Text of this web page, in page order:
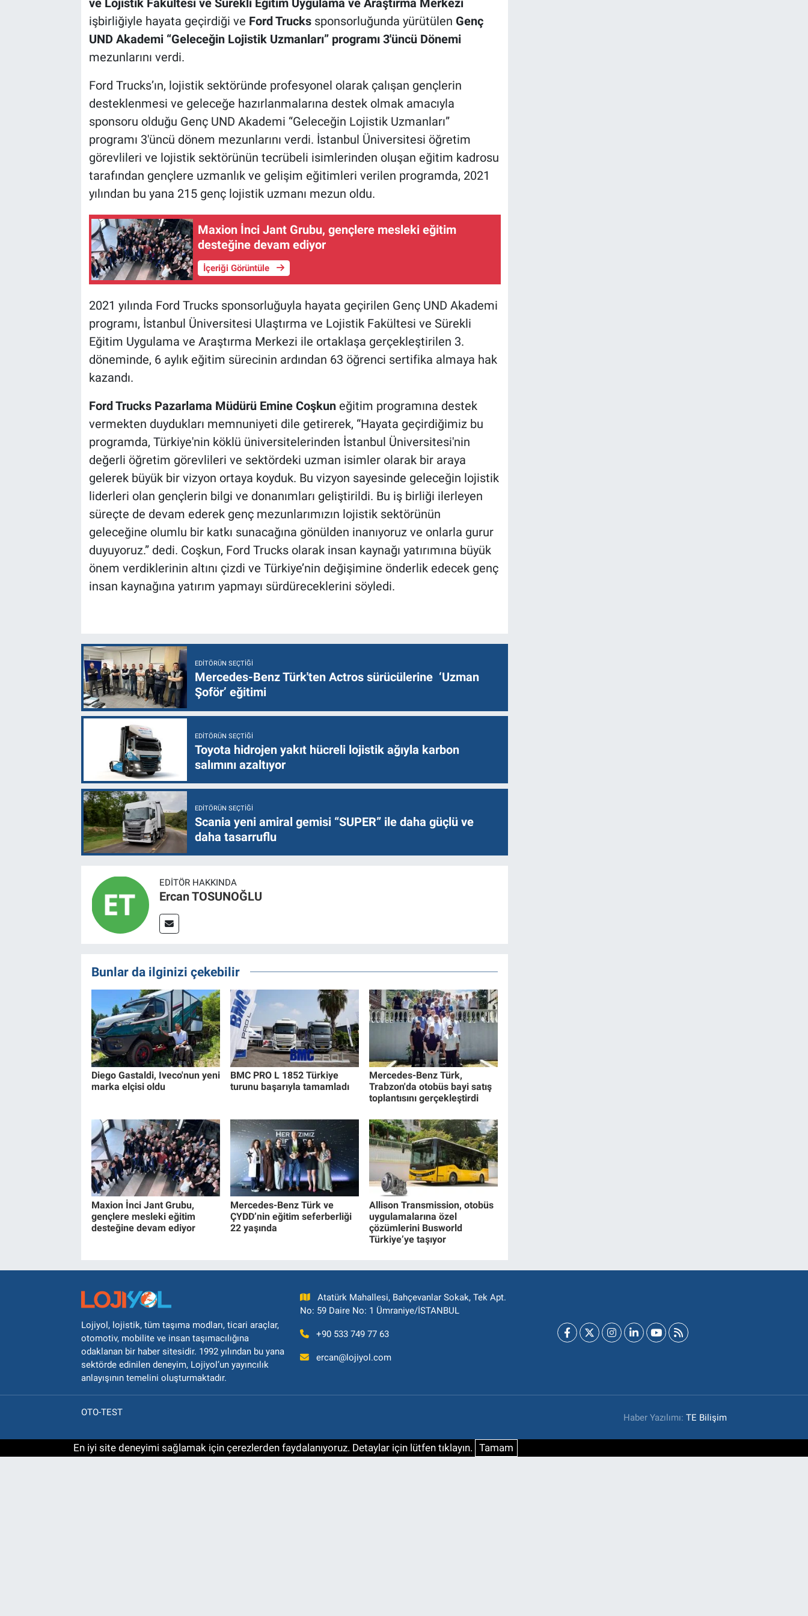
ve Lojistik Fakültesi ve Sürekli Eğitim Uygulama ve Araştırma Merkezi
işbirliğiyle hayata geçirdiği ve Ford Trucks sponsorluğunda yürütülen Genç
UND Akademi “Geleceğin Lojistik Uzmanları” programı 3'üncü Dönemi
mezunlarını verdi.
Ford Trucks’ın, lojistik sektöründe profesyonel olarak çalışan gençlerin
desteklenmesi ve geleceğe hazırlanmalarına destek olmak amacıyla
sponsoru olduğu Genç UND Akademi “Geleceğin Lojistik Uzmanları”
programı 3'üncü dönem mezunlarını verdi. İstanbul Üniversitesi öğretim
görevlileri ve lojistik sektörünün tecrübeli isimlerinden oluşan eğitim kadrosu
tarafından gençlere uzmanlık ve gelişim eğitimleri verilen programda, 2021
yılından bu yana 215 genç lojistik uzmanı mezun oldu.
Maxion İnci Jant Grubu, gençlere mesleki eğitim
desteğine devam ediyor
İçeriği Görüntüle
2021 yılında Ford Trucks sponsorluğuyla hayata geçirilen Genç UND Akademi
programı, İstanbul Üniversitesi Ulaştırma ve Lojistik Fakültesi ve Sürekli
Eğitim Uygulama ve Araştırma Merkezi ile ortaklaşa gerçekleştirilen 3.
döneminde, 6 aylık eğitim sürecinin ardından 63 öğrenci sertifika almaya hak
kazandı.
Ford Trucks Pazarlama Müdürü Emine Coşkuneğitim programına destek
vermekten duydukları memnuniyeti dile getirerek, “Hayata geçirdiğimiz bu
programda, Türkiye'nin köklü üniversitelerinden İstanbul Üniversitesi'nin
değerli öğretim görevlileri ve sektördeki uzman isimler olarak bir araya
gelerek büyük bir vizyon ortaya koyduk. Bu vizyon sayesinde geleceğin lojistik
liderleri olan gençlerin bilgi ve donanımları geliştirildi. Bu iş birliği ilerleyen
süreçte de devam ederek genç mezunlarımızın lojistik sektörünün
geleceğine olumlu bir katkı sunacağına gönülden inanıyoruz ve onlarla gurur
duyuyoruz.” dedi. Coşkun, Ford Trucks olarak insan kaynağı yatırımına büyük
önem verdiklerinin altını çizdi ve Türkiye’nin değişimine önderlik edecek genç
insan kaynağına yatırım yapmayı sürdüreceklerini söyledi.
EDITÖRÜN SEÇTIĞI
Mercedes-Benz Türk'ten Actros sürücülerine ‘Uzman
Şoför’ eğitimi
EDITÖRÜN SEÇTIĞI
Toyota hidrojen yakıt hücreli lojistik ağıyla karbon
salımını azaltıyor
EDITÖRÜN SEÇTIĞI
Scania yeni amiral gemisi “SUPER” ile daha güçlü ve
daha tasarruflu
EDITÖR HAKKINDA
Ercan TOSUNOĞLU
Bunlar da ilginizi çekebilir
Diego Gastaldi, Iveco'nun yeni
marka elçisi oldu
BMC PRO L 1852 Türkiye
turunu başarıyla tamamladı
Mercedes-Benz Türk,
Trabzon'da otobüs bayi satış
toplantısını gerçekleştirdi
Maxion İnci Jant Grubu,
gençlere mesleki eğitim
desteğine devam ediyor
Mercedes-Benz Türk ve
ÇYDD’nin eğitim seferberliği
22 yaşında
Allison Transmission, otobüs
uygulamalarına özel
çözümlerini Busworld
Türkiye’ye taşıyor
Lojiyol, lojistik, tüm taşıma modları, ticari araçlar,
otomotiv, mobilite ve insan taşımacılığına
odaklanan bir haber sitesidir. 1992 yılından bu yana
sektörde edinilen deneyim, Lojiyol’un yayıncılık
anlayışının temelini oluşturmaktadır.
Atatürk Mahallesi, Bahçevanlar Sokak, Tek Apt.
No: 59 Daire No: 1 Ümraniye/İSTANBUL
+90 533 749 77 63
ercan@lojiyol.com
OTO-TEST Haber Yazılımı:TE Bilişim
En iyi site deneyimi sağlamak için çerezlerden faydalanıyoruz. Detaylar için lütfen tıklayın. Tamam